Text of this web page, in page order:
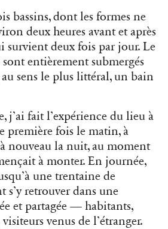
bassins, dont les formes ne
deux heures avant et après
survient deux fois par jour. Le
entièrement submergés
au sens le plus littéral, un bain
j’ai fait l’expérience du lieu à
première fois le matin, à
à nouveau la nuit, au moment
à monter. En journée,
une trentaine de
s’y retrouver dans une
et partagée — habitants,
venus de l’étranger.